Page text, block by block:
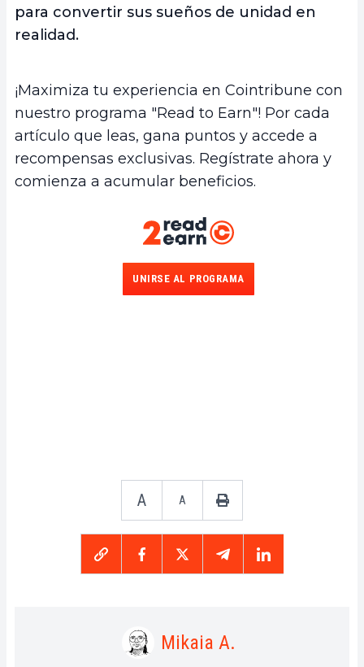
para convertir sus sueños de unidad en
realidad.
¡Maximiza tu experiencia en Cointribune con
nuestro programa "Read to Earn"! Por cada
artículo que leas, gana puntos y accede a
recompensas exclusivas. Regístrate ahora y
comienza a acumular beneficios.
UNIRSE AL PROGRAMA
A A
Mikaia A.